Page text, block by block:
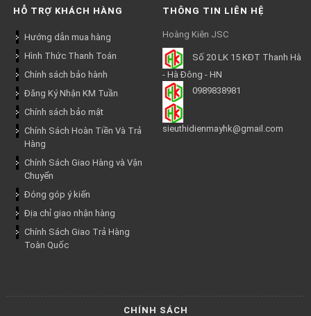
HỖ TRỢ KHÁCH HÀNG
Hướng dẫn mua hàng
Hình Thức Thanh Toán
Chính sách bảo hành
Đăng Ký Nhận KM Tuần
Chính sách bảo mật
Chính Sách Hoàn Tiền Và Trả
Hàng
Chính Sách Giao Hàng và Vận
Chuyển
Đóng góp ý kiến
Địa chỉ giao nhận hàng
Chính Sách Giao Trả Hàng
Toàn Quốc
THÔNG TIN LIÊN HỆ
Hoàng Kiên JSC
Số 20 LK 15 KĐT Thanh Hà
- Hà Đông - HN
0989838981
sieuthidienmayhk@gmail.com
CHÍNH SÁCH